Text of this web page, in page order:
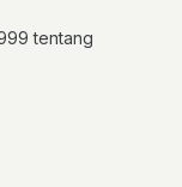
tentang